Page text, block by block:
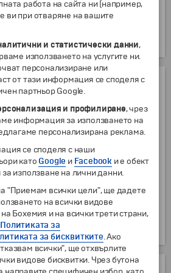
на стаите в хотела.
на Бари. Отпътуване за
на авиокомпания "Wizz Air"
включено в цената
легла включено в цената
включено в цената
двойна стая
включено в цената
работа на сайта ни (например,
ви при отваряне на вашите
и статистически данни,
използването на услугите ни.
персонализиране или
от тази информация се споделя с
партньор Google.
и профилиране, чрез
информация за използването на
персонализирана реклама.
се споделя с наши
като Google и Facebook и е обект
за използване на лични данни.
"Приемам всички цели", ще дадете
на всички видове
Бохемия и на всички трети страни,
Политиката за
за бисквитките. Ако
всички", ще отхвърлите
видове бисквитки. Чрез бутона